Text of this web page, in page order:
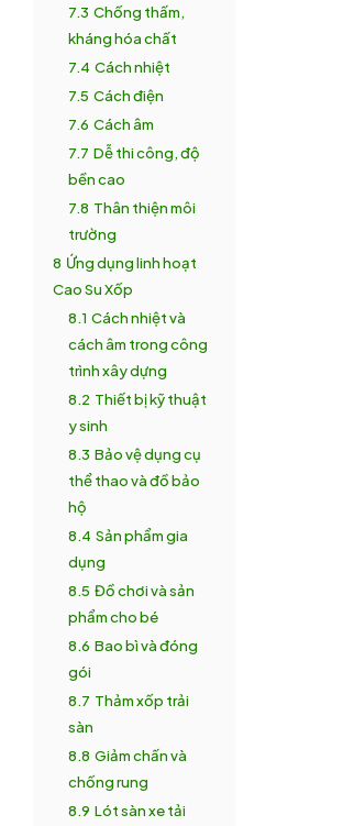
7.3 Chống thấm,
kháng hóa chất
7.4 Cách nhiệt
7.5 Cách điện
7.6 Cách âm
7.7 Dễ thi công, độ
bền cao
7.8 Thân thiện môi
trường
8 Ứng dụng linh hoạt
Cao Su Xốp
8.1 Cách nhiệt và
cách âm trong công
trình xây dựng
8.2 Thiết bị kỹ thuật
y sinh
8.3 Bảo vệ dụng cụ
thể thao và đồ bảo
hộ
8.4 Sản phẩm gia
dụng
8.5 Đồ chơi và sản
phẩm cho bé
8.6 Bao bì và đóng
gói
8.7 Thảm xốp trải
sàn
8.8 Giảm chấn và
chống rung
8.9 Lót sàn xe tải